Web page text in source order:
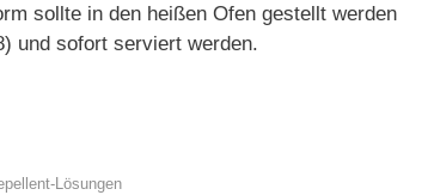
sollte in den heißen Ofen gestellt werden
und sofort serviert werden.
Lösungen